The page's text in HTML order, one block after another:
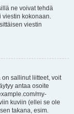
ne voivat tehdä
viestin kokonaan.
viestin
sallinut liitteet, voit
antaa osoite
my-
kuviin (ellei se ole
takana, esim.